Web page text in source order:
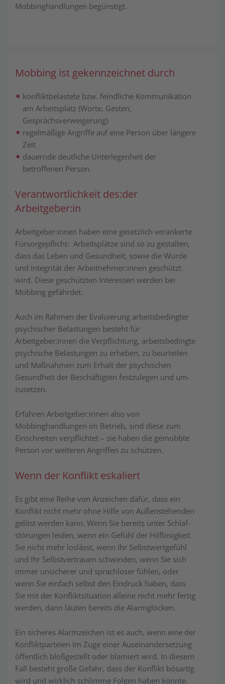
Mobbinghandlungen begünstigt.
Mobbing ist gekennzeichnet durch
konfliktbelastete bzw. feindliche Kommunikation
am Arbeitsplatz (Worte, Gesten,
Gesprächsverweigerung)
regelmäßige Angriffe auf eine Person über längere
Zeit
dauernde deutliche Unterlegenheit der
betroffenen Person.
Verantwortlichkeit des:der
Arbeitgeber:in
Arbeitgeber:innen haben eine gesetzlich verankerte
Fürsorgepflicht: Ar­beits­plätze sind so zu gestalten,
dass das Leben und Gesundheit, sowie die Würde
und Integrität der Arbeitnehmer:innen geschützt
wird. Diese geschützten In­ter­essen werden bei
Mobbing gefährdet.
Auch im Rahmen der Evaluierung arbeitsbedingter
psychischer Belastungen besteht für
Arbeitgeber:innen die Verpflichtung, ar­beits­be­dingte
psychische Belastungen zu erheben, zu beurteilen
und Maßnahmen zum Erhalt der psychischen
Gesundheit der Beschäftigten festzulegen und um­
zu­setzen.
Erfahren Arbeitgeber:innen also von
Mobbinghandlungen im Be­trieb, sind diese zum
Einschreiten verpflichtet – sie haben die gemobbte
Per­son vor weiteren Angriffen zu schützen.
Wenn der Konflikt eskaliert
Es gibt eine Reihe von Anzeichen dafür, dass ein
Konflikt nicht mehr ohne Hilfe von Außenstehenden
gelöst werden kann. Wenn Sie bereits unter Schlaf­
stör­ung­en leiden, wenn ein Gefühl der Hilflosigkeit
Sie nicht mehr loslässt, wenn Ihr Selbstwertgefühl
und Ihr Selbstvertrauen schwinden, wenn Sie sich
immer un­sich­er­er und sprachloser fühlen, oder
wenn Sie einfach selbst den Eindruck haben, dass
Sie mit der Konfliktsituation alleine nicht mehr fertig
werden, dann läuten bereits die Alarmglocken.
Ein sicheres Alarmzeichen ist es auch, wenn eine der
Konfliktparteien im Zuge einer Auseinandersetzung
öffentlich bloßgestellt oder blamiert wird. In diesem
Fall besteht große Gefahr, dass der Konflikt bösartig
wird und wirklich schlimme Folgen haben könnte.